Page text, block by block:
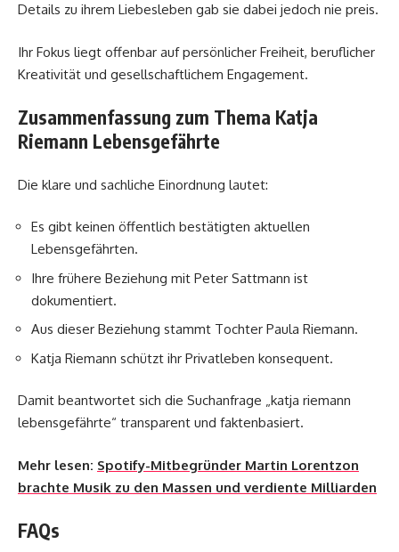
Details zu ihrem Liebesleben gab sie dabei jedoch nie preis.
Ihr Fokus liegt offenbar auf persönlicher Freiheit, beruflicher
Kreativität und gesellschaftlichem Engagement.
Zusammenfassung zum Thema Katja
Riemann Lebensgefährte
Die klare und sachliche Einordnung lautet:
Es gibt keinen öffentlich bestätigten aktuellen
Lebensgefährten.
Ihre frühere Beziehung mit Peter Sattmann ist
dokumentiert.
Aus dieser Beziehung stammt Tochter Paula Riemann.
Katja Riemann schützt ihr Privatleben konsequent.
Damit beantwortet sich die Suchanfrage „katja riemann
lebensgefährte“ transparent und faktenbasiert.
Mehr lesen: Spotify-Mitbegründer Martin Lorentzon
brachte Musik zu den Massen und verdiente Milliarden
FAQs